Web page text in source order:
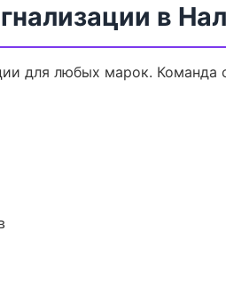
в
для любых марок. Команда